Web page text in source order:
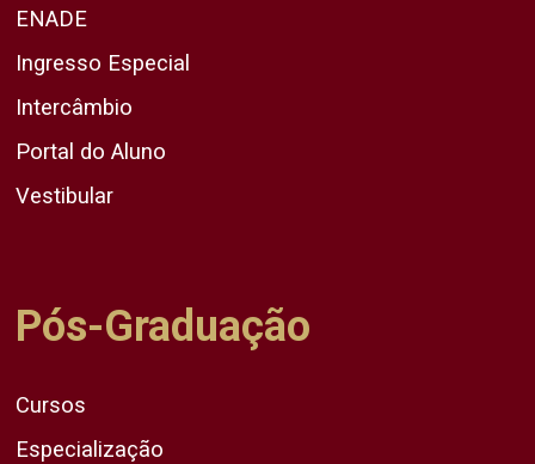
ENADE
Ingresso Especial
Intercâmbio
Portal do Aluno
Vestibular
Pós-Graduação
Cursos
Especialização